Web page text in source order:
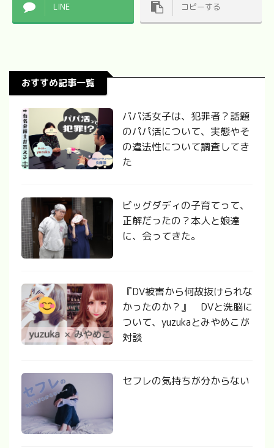
LINE コピーする
おすすめ記事一覧
パパ活女子は、犯罪者？話題
のパパ活について、実態やそ
の違法性について調査してき
た
ビッグダディの子育てって、
正解だったの？本人と娘達
に、会ってきた。
『DV被害から何故抜けられな
かったのか？』 DVと洗脳に
ついて、yuzukaとみやめこが
対談
セフレの気持ちが分からない